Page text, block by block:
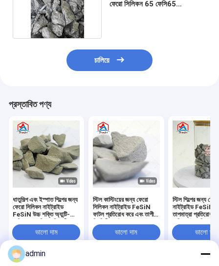
ফেরো সিলিকন 65 ফেসি65
চালিয়ে
প্রস্তাবিত পণ্য
ধাতুশিল্প এবং ইস্পাত শিল্পের জন্য
ফেরো সিলিকন নাইট্রাইড
FeSiN উচ্চ শক্তি অ্যান্টি-
সংযোজন উপাদান
ভালো দাম
স্টিল কাস্টিংয়ের জন্য ফেরো
সিলিকন নাইট্রাইড FeSiN
ফাটল প্রতিরোধ করে এবং তাপীয়
রিফ্র্যাক্টরি উপাদান সরবরাহকারী
ভালো দাম
স্টিল শিল্পের জন্য
নাইট্রাইড FeSiN
তাপমাত্রা প্রতিরোধ,
রিফ্র্যাক্টরি উপাদান
ভালো দাম
admin